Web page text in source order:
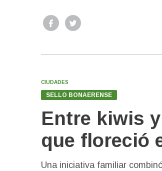
CIUDADES
SELLO BONAERENSE
Entre kiwis
que floreció
Una iniciativa familiar